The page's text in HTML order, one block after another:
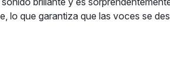
que garantiza que las voces se